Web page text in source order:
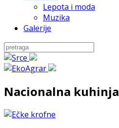
Lepota i moda
Muzika
Galerije
Nacionalna kuhinja